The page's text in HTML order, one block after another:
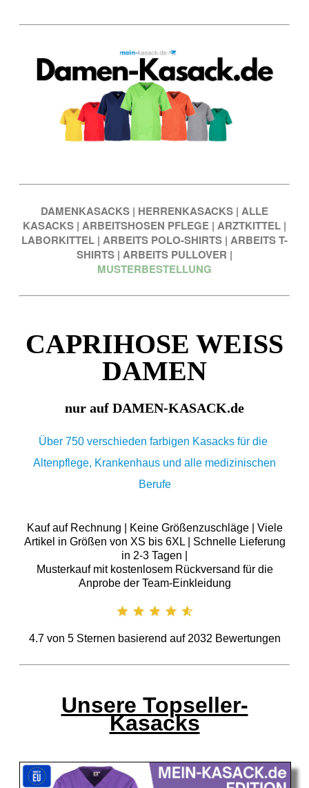
DAMENKASACKS | HERRENKASACKS | ALLE
KASACKS | ARBEITSHOSEN PFLEGE | ARZTKITTEL |
LABORKITTEL | ARBEITS POLO-SHIRTS | ARBEITS T-
SHIRTS | ARBEITS PULLOVER |
MUSTERBESTELLUNG
CAPRIHOSE WEISS
DAMEN
nur auf DAMEN-KASACK.de
Über 750 verschieden farbigen Kasacks für die
Altenpflege, Krankenhaus und alle medizinischen
Berufe
Kauf auf Rechnung | Keine Größenzuschläge | Viele
Artikel in Größen von XS bis 6XL | Schnelle Lieferung
in 2-3 Tagen |
Musterkauf mit kostenlosem Rückversand für die
Anprobe der Team-Einkleidung
4.7von 5Sternen basierend auf 2032 Bewertungen
Unsere Topseller-
Kasacks